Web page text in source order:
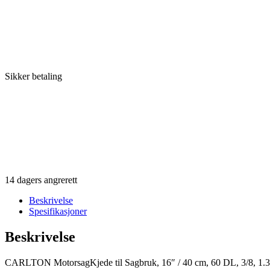
Sikker betaling
14 dagers angrerett
Beskrivelse
Spesifikasjoner
Beskrivelse
CARLTON MotorsagKjede til Sagbruk, 16″ / 40 cm, 60 DL, 3/8,